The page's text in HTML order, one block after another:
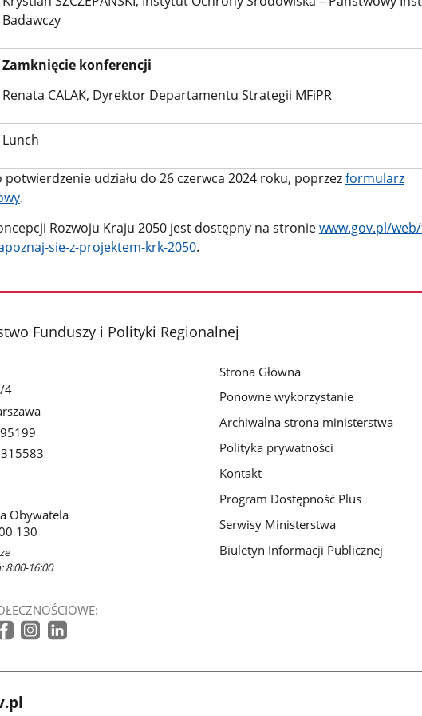
Badawczy
Zamknięcie konferencji
Renata CALAK, Dyrektor Departamentu Strategii MFiPR
Lunch
potwierdzenie udziału do 26 czerwca 2024 roku, poprzezformularz
.
Rozwoju Kraju 2050 jest dostępny na stroniewww.gov.pl/
sie-z-projektem-krk-2050.
Funduszy i Polityki Regionalnej
4
Obywatela
130
8:00-16:00
Strona Główna
Ponowne wykorzystanie
Archiwalna strona ministerstwa
Polityka prywatności
Kontakt
Program Dostępność Plus
Serwisy Ministerstwa
Biuletyn Informacji Publicznej